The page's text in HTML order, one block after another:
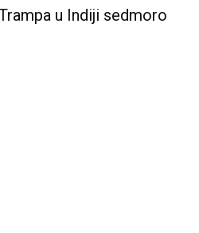
u Indiji sedmoro